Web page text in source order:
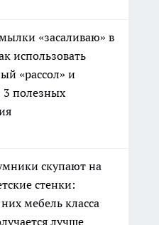
«засаливаю» в
использовать
«рассол» и
3 полезных
скупают на
стенки:
мебель класса
лучше